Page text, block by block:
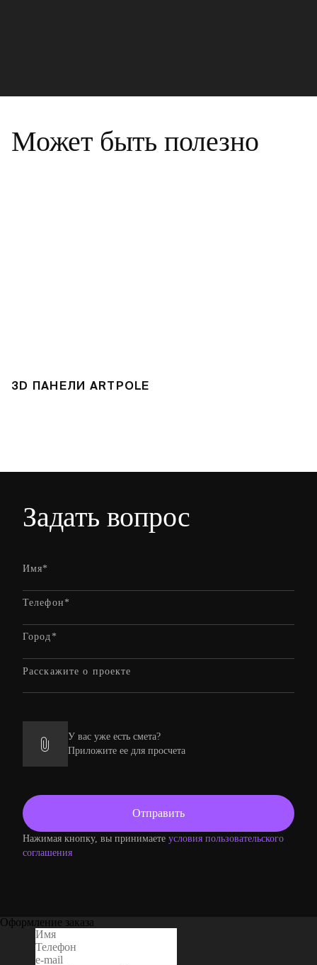
Может быть полезно
3D ПАНЕЛИ ARTPOLE
Задать вопрос
У вас уже есть смета?
Приложите ее для просчета
Нажимая кнопку, вы принимаете условия пользовательского
соглашения
Оформление заказа